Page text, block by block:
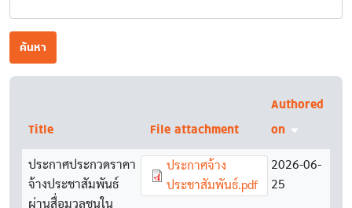
ค้นหา
Title File attachment
Authored
on Sort
ประกาศประกวดราคา
จ้างประชาสัมพันธ์
ผ่านสื่อมวลชนใน
Document
ประกาศจ้าง
ประชาสัมพันธ์.pdf
2026-06-
25